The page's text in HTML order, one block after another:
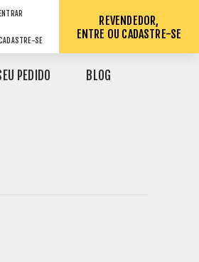
ENTRAR
SE
REVENDEDOR,
ENTRE OU CADASTRE-SE
PEDIDO BLOG